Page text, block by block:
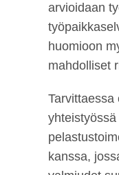
arvioidaan
huomioon
mahdolliset
Tarvittaessa
kanssa,